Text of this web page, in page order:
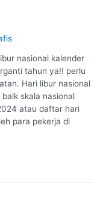
nasional kalender
tahun ya!! perlu
Hari libur nasional
skala nasional
atau daftar hari
para pekerja di